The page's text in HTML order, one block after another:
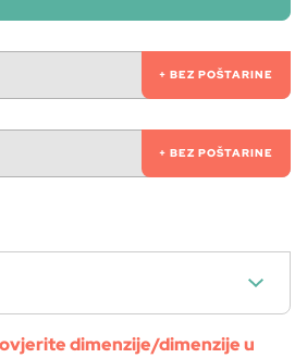
+ BEZ POŠTARINE
+ BEZ POŠTARINE
dimenzije/dimenzije u